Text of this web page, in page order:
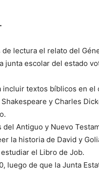
lectura el relato del
junta escolar del estado
textos bíblicos en
y Charles
Antiguo y Nuevo
la historia de David y
el Libro de Job.
luego de que la Junta